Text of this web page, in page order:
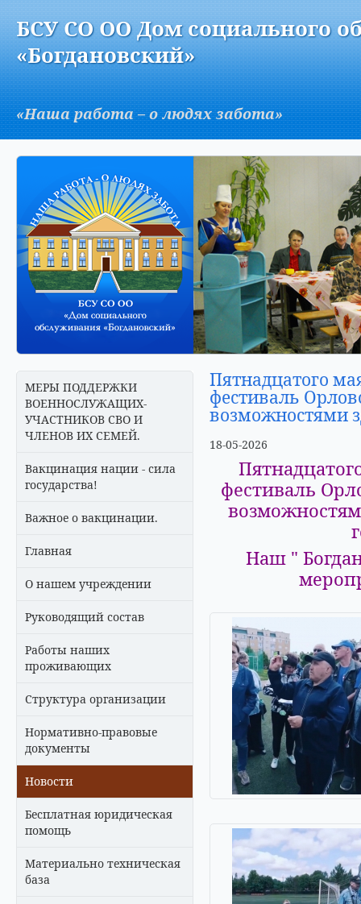
AБСУ СО ОО Дом социального
«Богдановский»
«Наша работа – о людях забота»
МЕРЫ ПОДДЕРЖКИ
ВОЕННОСЛУЖАЩИХ-
УЧАСТНИКОВ СВО И
ЧЛЕНОВ ИХ СЕМЕЙ.
Вакцинация нации - сила
государства!
Важное о вакцинации.
Главная
О нашем учреждении
Руководящий состав
Работы наших
проживающих
Структура организации
Нормативно-правовые
документы
Новости
Бесплатная юридическая
помощь
Материально техническая
база
Пятнадцатого
фестиваль
возможностями
18-05-2026
фестиваль
Наш "